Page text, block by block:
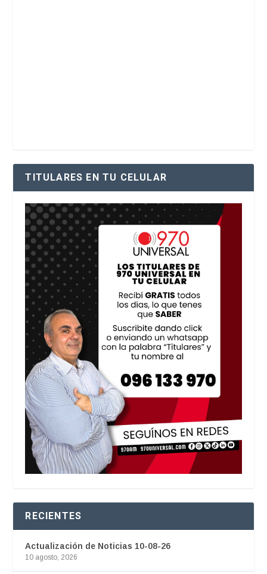
TITULARES EN TU CELULAR
RECIENTES
Actualización de Noticias 10-08-26
10 agosto, 2026